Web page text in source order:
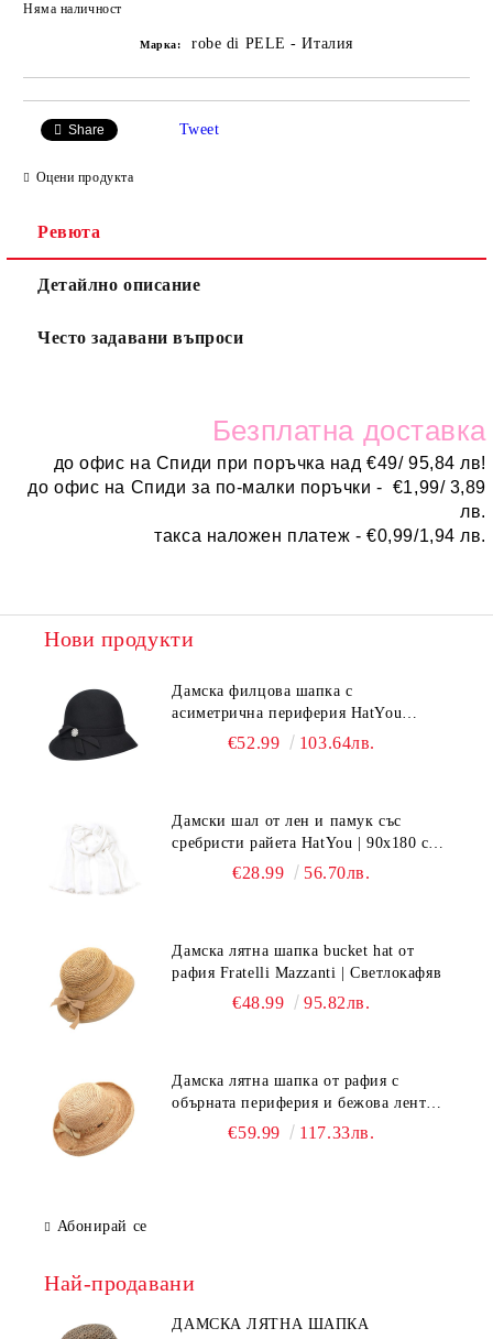
Няма наличност
Марка: robe di PELE - Италия
Share Tweet
Оцени продукта
Ревюта
Детайлно описание
Често задавани въпроси
Безплатна доставка
до офис на Спиди при поръчка над€49/ 95,84 лв!
до офис на Спиди за по-малки поръчки - €1,99/ 3,89
лв.
такса наложен платеж -€0,99/1,94 лв.
Нови продукти
Дамска филцова шапка с
асиметрична периферия HatYou
CF0376 | Черен
€52.99 103.64лв.
Дамски шал от лен и памук със
сребристи райета HatYou | 90x180 см |
€28.99 56.70лв.
Дамска лятна шапка bucket hat от
рафия Fratelli Mazzanti | Светлокафяв
€48.99 95.82лв.
Дамска лятна шапка от рафия с
обърната периферия и бежова лента
Fratelli Mazzanti | Натурален
€59.99 117.33лв.
Абонирай се
Най-продавани
ДАМСКА ЛЯТНА ШАПКА